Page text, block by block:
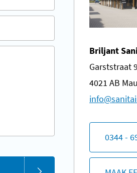
Briljant
Garststraat
4021 AB
0344 -